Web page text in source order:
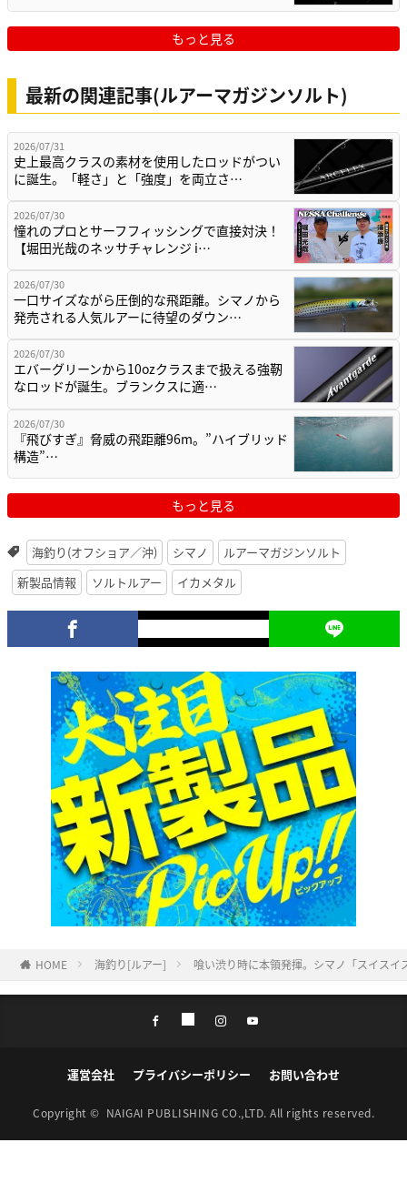
もっと見る
最新の関連記事(ルアーマガジンソルト)
2026/07/31
史上最高クラスの素材を使用したロッドがつい
に誕生。「軽さ」と「強度」を両立さ…
2026/07/30
憧れのプロとサーフフィッシングで直接対決！
【堀田光哉のネッサチャレンジ i…
2026/07/30
一口サイズながら圧倒的な飛距離。シマノから
発売される人気ルアーに待望のダウン…
2026/07/30
エバーグリーンから10ozクラスまで扱える強靭
なロッドが誕生。ブランクスに適…
2026/07/30
『飛びすぎ』脅威の飛距離96m。”ハイブリッド
構造”…
もっと見る
海釣り(オフショア／沖) シマノ
ルアーマガジンソルト
新製品情報
ソルトルアー イカメタル
HOME 海釣り[ルアー] 喰い渋り時に本領発揮。シマノ「スイス
運営会社 プライバシーポリシー お問い合わせ
Copyright © NAIGAI PUBLISHING CO.,LTD. All rights reserved.